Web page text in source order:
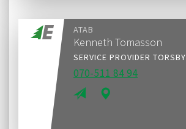
ATAB
Kenneth Tomasson
SERVICE PROVIDER TORSBY
070-511 84 94